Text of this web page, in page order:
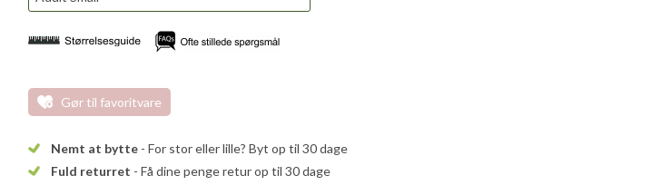
Gør til favoritvare
Nemt at bytte - For stor eller lille? Byt op til 30 dage
Fuld returret - Få dine penge retur op til 30 dage